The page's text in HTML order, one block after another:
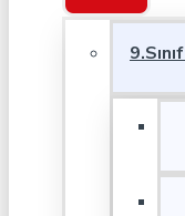
9.Sınıf